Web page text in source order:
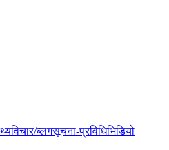
विचार/ब्लगसूचना-प्रविधिभिडियो